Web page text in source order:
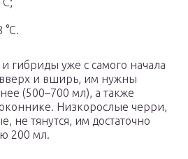
гибриды уже с самого начала
вверх и вширь, им нужны
(500–700 мл), а также
Низкорослые черри,
не тянутся, им достаточно
200 мл.